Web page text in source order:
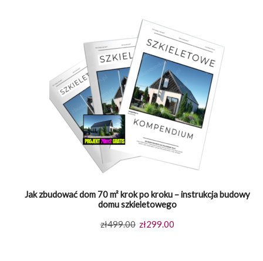
Jak zbudować dom 70 m² krok po kroku – instrukcja budowy
domu szkieletowego
zł499.00 Pierwotna
zł299.00